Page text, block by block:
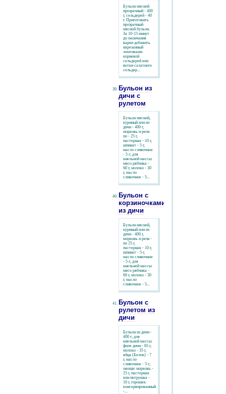
Бульон мясной
прозрачный - 400
г, сельдерей - 40
г. Приготовить
прозрачный
мясной бульон.
За 10-15 минут
до окончания
варки добавить
нарезанный
ломтиками
корневой
сельдерей или
ветки салатного
сельдер...
Бульон из
дичи с
рулетом
Бульон мясной,
куриный или из
дичи - 400 г,
морковь и репа
по - 25 г,
пастернак - 10 г,
шпинат - 5 г,
масло сливочное
- 5 г; для
кнельной массы:
мясо рябчика -
60 г, молоко - 30
г, масло
сливочное - 5...
Бульон с
корзиночками
из дичи
Бульон мясной,
куриный или из
дичи - 400 г,
морковь и репа -
по 25 г,
пастернак - 10 г,
шпинат - 5 г,
масло сливочное
- 5 г; для
кнельной массы:
мясо рябчика -
60 г, молоко - 30
г, масло
сливочное - 5...
Бульон с
рулетом из
дичи
Бульон из дичи -
400 г; для
кнельной массы:
филе дичи - 65 г,
молоко - 35 г,
яйца (Белок) - 7
г, масло
сливочное - 5 г;
овощи: морковь -
25 г, пастернак
или петрушка -
10 г, горошек
консервированный
-...